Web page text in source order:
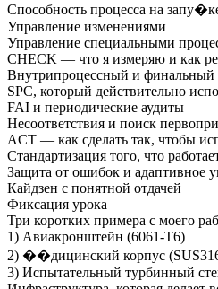
Способность процесса на
Управление изменениями
Управление специальными
CHECK — что я измеряю и как
Внутрипроцессный и финальный
SPC, который действительно
FAI и периодические аудиты
Несоответствия и поиск
ACT — как сделать так, чтобы
Стандартизация того, что
Защита от ошибок и адаптивное
Кайдзен с понятной отдачей
Фиксация урока
Три коротких примера с моего
1) Авиакронштейн (6061-T6)
2) ��дицинский корпус
3) Испытательный турбинный